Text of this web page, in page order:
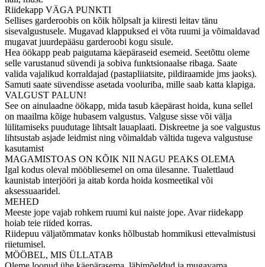
Riidekapp VÄGA PUNKTI
Sellises garderoobis on kõik hõlpsalt ja kiiresti leitav tänu
sisevalgustusele. Mugavad klappuksed ei võta ruumi ja võimaldavad
mugavat juurdepääsu garderoobi kogu sisule.
Hea öökapp peab paigutama käepäraseid esemeid. Seetõttu oleme
selle varustanud süvendi ja sobiva funktsionaalse ribaga. Saate
valida vajalikud korraldajad (pastapliiatsite, pildiraamide jms jaoks).
Samuti saate süvendisse asetada vooluriba, mille saab katta klapiga.
VALGUST PALUN!
See on ainulaadne öökapp, mida tasub käepärast hoida, kuna sellel
on maailma kõige hubasem valgustus. Valguse sisse või välja
lülitamiseks puudutage lihtsalt lauaplaati. Diskreetne ja soe valgustus
lihtsustab asjade leidmist ning võimaldab vältida tugeva valgustuse
kasutamist
MAGAMISTOAS ON KÕIK NII NAGU PEAKS OLEMA
Igal kodus oleval mööbliesemel on oma ülesanne. Tualettlaud
kaunistab interjööri ja aitab korda hoida kosmeetikal või
aksessuaaridel.
MEHED
Meeste jope vajab rohkem ruumi kui naiste jope. Avar riidekapp
hoiab teie riided korras.
Riidepuu väljatõmmatav konks hõlbustab hommikusi ettevalmistusi
riietumisel.
MÖÖBEL, MIS ÜLLATAB